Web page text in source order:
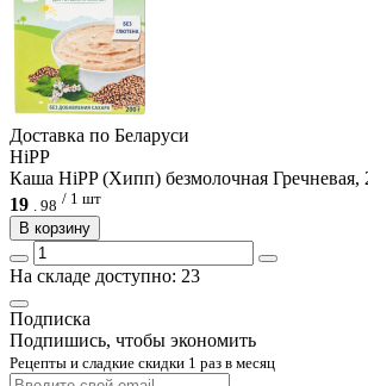
Доcтавка по Беларуси
HiPP
Каша HiPP (Хипп) безмолочная Гречневая,
19 . 98 / 1 шт
В корзину
На складе доступно: 23
Подписка
Подпишись, чтобы экономить
Рецепты и сладкие скидки 1 раз в месяц